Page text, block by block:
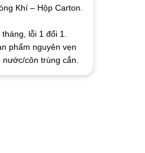
Khí – Hộp Carton.
lỗi 1 đổi 1.
phẩm nguyên vẹn
côn trùng cắn.